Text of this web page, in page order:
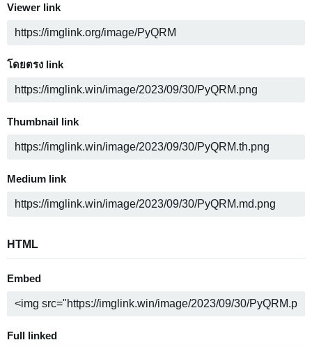
Viewer link
โดยตรง link
Thumbnail link
Medium link
HTML
Embed
Full linked